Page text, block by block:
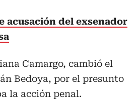
acusación del exsenador
Camargo, cambió el
Bedoya, por el presunto
la acción penal.